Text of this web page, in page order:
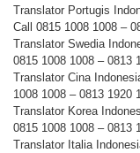
Translator Portugis
Call 0815 1008 1008 –
Translator Swedia
0815 1008 1008 – 0813
Translator Cina
1008 1008 – 0813 1920
Translator Korea
0815 1008 1008 – 0813
Translator Italia